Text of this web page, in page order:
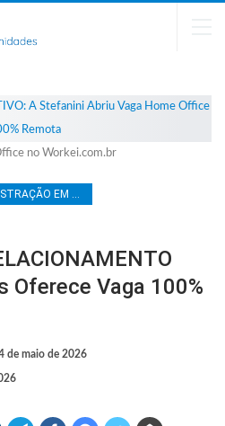
no Workei.com.br
ADMINISTRAÇÃO EM GERAL
Oferece Vaga 100%
de maio de 2026